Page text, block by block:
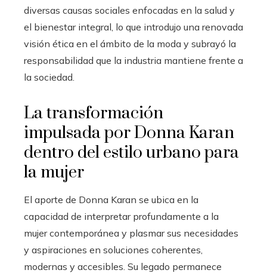
diversas causas sociales enfocadas en la salud y
el bienestar integral, lo que introdujo una renovada
visión ética en el ámbito de la moda y subrayó la
responsabilidad que la industria mantiene frente a
la sociedad.
La transformación
impulsada por Donna Karan
dentro del estilo urbano para
la mujer
El aporte de Donna Karan se ubica en la
capacidad de interpretar profundamente a la
mujer contemporánea y plasmar sus necesidades
y aspiraciones en soluciones coherentes,
modernas y accesibles. Su legado permanece